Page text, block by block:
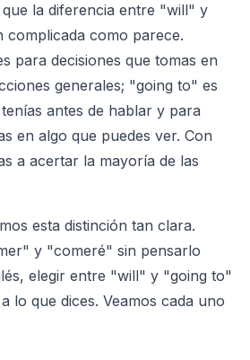
la diferencia entre "will" y
como parece.
para decisiones que tomas en
generales; "going to" es
antes de hablar y para
en algo que puedes ver. Con
a acertar la mayoría de las
esta distinción tan clara.
y "comeré" sin pensarlo
elegir entre "will" y "going to"
lo que dices. Veamos cada uno